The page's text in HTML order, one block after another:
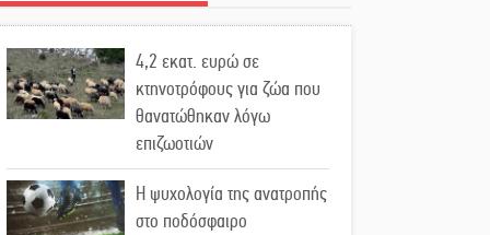
4,2 εκατ. ευρώ σε
κτηνοτρόφους για ζώα που
θανατώθηκαν λόγω
επιζωοτιών
Η ψυχολογία της ανατροπής
στο ποδόσφαιρο